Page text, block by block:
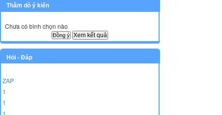
Thăm dò ý kiến
Chưa có bình chọn nào
Xem kết quả
Hỏi - Đáp
ZAP
1
1
1